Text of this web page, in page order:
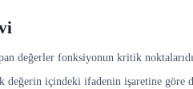
değerler fonksiyonun kritik
içindeki ifadenin işaretine göre